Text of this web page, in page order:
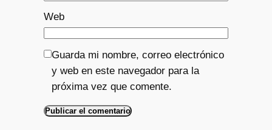
Web
Guarda mi nombre, correo electrónico
y web en este navegador para la
próxima vez que comente.